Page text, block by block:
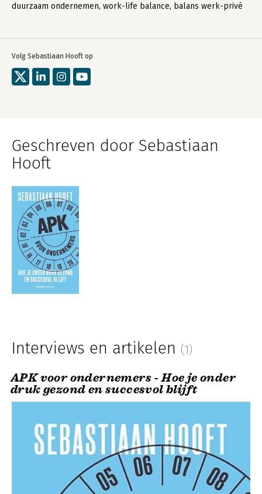
Volg Sebastiaan Hooft op
duurzaam ondernemen, work-life balance, balans werk-privé
Geschreven door Sebastiaan
Hooft
Interviews en artikelen (1)
APK voor ondernemers - Hoe je onder
druk gezond en succesvol blijft